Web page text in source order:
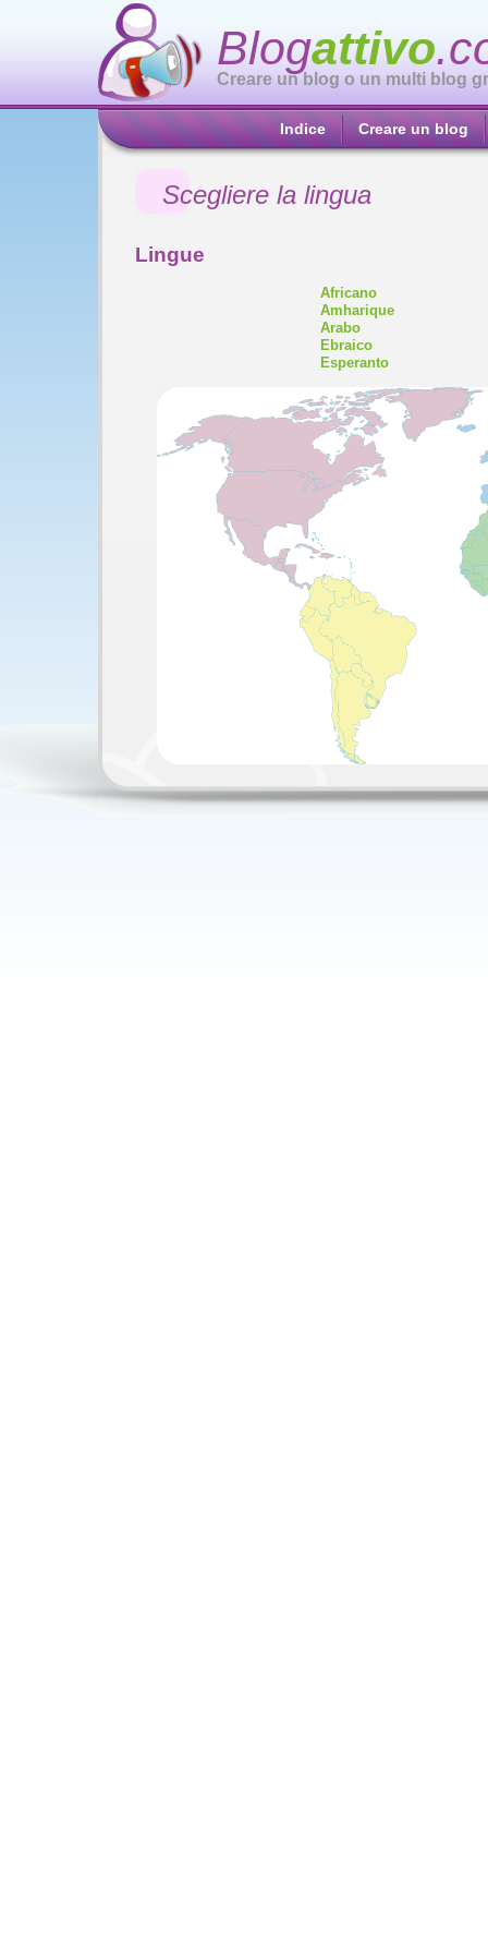
Blogattivo
Creare un blog o un multi blog
Indice Creare un blog
Scegliere la lingua
Lingue
Africano
Amharique
Arabo
Ebraico
Esperanto